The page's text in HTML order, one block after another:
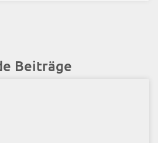
Beiträge